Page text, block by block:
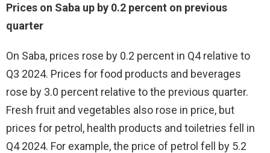
Prices on Saba up by 0.2 percent on previous
quarter
On Saba, prices rose by 0.2 percent in Q4 relative to
Q3 2024. Prices for food products and beverages
rose by 3.0 percent relative to the previous quarter.
Fresh fruit and vegetables also rose in price, but
prices for petrol, health products and toiletries fell in
Q4 2024. For example, the price of petrol fell by 5.2